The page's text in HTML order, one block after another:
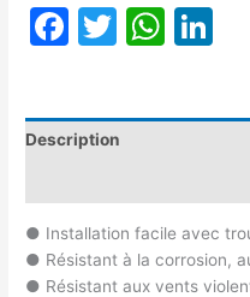
Facebook
Twitter
Description
● Installation facile avec
● Résistant à la corrosion,
● Résistant aux vents